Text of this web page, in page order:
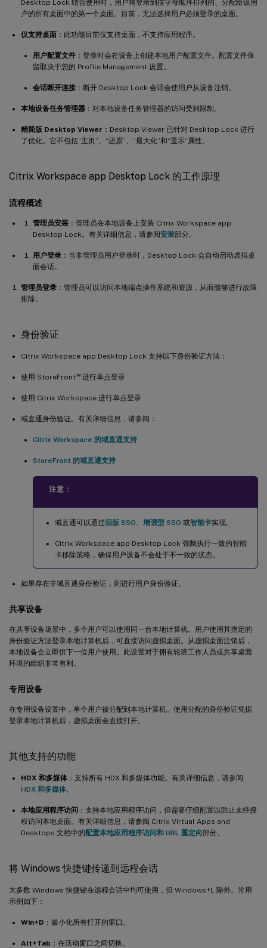
Desktop Lock 结合使用时，用户将登录到按字母顺序排列的、分配给该用
户的所有桌面中的第一个桌面。目前，无法选择用户必须登录的桌面。
仅支持桌面 ：此功能目前仅支持桌面，不支持应用程序。
用户配置文件 ：登录时会在设备上创建本地用户配置文件。配置文件保
留取决于您的 Profile Management 设置。
会话断开连接 ：断开 Desktop Lock 会话会使用户从设备注销。
本地设备任务管理器 ：对本地设备任务管理器的访问受到限制。
精简版 Desktop Viewer ：Desktop Viewer 已针对 Desktop Lock 进行
了优化。它不包括“主页”、“还原”、“最大化”和“显示”属性。
Citrix Workspace app Desktop Lock 的工作原理
流程概述
管理员安装 ：管理员在本地设备上安装 Citrix Workspace app
Desktop Lock。有关详细信息，请参阅安装部分。
用户登录 ：当非管理员用户登录时，Desktop Lock 会自动启动虚拟桌
面会话。
管理员登录 ：管理员可以访问本地端点操作系统和资源，从而能够进行故障
排除。
身份验证
Citrix Workspace app Desktop Lock 支持以下身份验证方法：
使用 StoreFront™进行单点登录
使用 Citrix Workspace 进行单点登录
域直通身份验证。有关详细信息，请参阅：
Citrix Workspace 的域直通支持
StoreFront 的域直通支持
注意：
域直通可以通过 旧版 SSO 增强型 SSO 或智能卡实现。
Citrix Workspace app Desktop Lock 强制执行一致的智能
卡移除策略，确保用户设备不会处于不一致的状态。
如果存在非域直通身份验证，则进行用户身份验证。
共享设备
在共享设备场景中，多个用户可以使用同一台本地计算机。用户使用其指定的
身份验证方法登录本地计算机后，可直接访问虚拟桌面。从虚拟桌面注销后，
本地设备会立即供下一位用户使用。此设置对于拥有轮班工作人员或共享桌面
环境的组织非常有利。
专用设备
在专用设备设置中，单个用户被分配到本地计算机。使用分配的身份验证凭据
登录本地计算机后，虚拟桌面会直接打开。
其他支持的功能
HDX 和多媒体 ：支持所有 HDX 和多媒体功能。有关详细信息，请参阅
HDX 和多媒体。
本地应用程序访问 ：支持本地应用程序访问，但需要仔细配置以防止未经授
权访问本地桌面。有关详细信息，请参阅 Citrix Virtual Apps and
Desktops 文档中的配置本地应用程序访问和 URL 重定向部分。
将 Windows 快捷键传递到远程会话
大多数 Windows 快捷键在远程会话中均可使用，但 Windows+L 除外。常用
示例如下：
Win+D ：最小化所有打开的窗口。
Alt+Tab ：在活动窗口之间切换。